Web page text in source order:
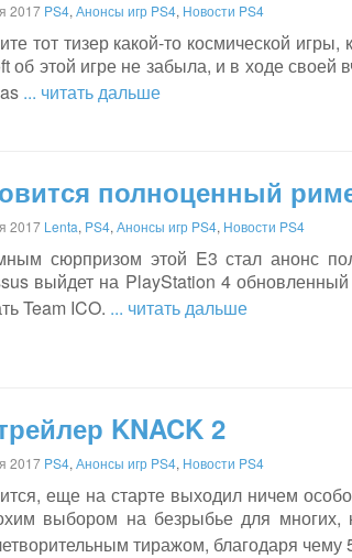
2017 PS4, Анонсы игр PS4, Новости PS4
тот тизер какой-то космической
об этой игре не забыла, и в ходе
... читать дальше
полноценный
2017 Lenta, PS4, Анонсы игр PS4, Новости PS4
сюрпризом этой E3 стал анонс
выйдет на PlayStation 4
Team ICO. ... читать дальше
KNACK 2
2017 PS4, Анонсы игр PS4, Новости PS4
еще на старте выходил ничем
выбором на безрыбье для многих,
тиражом, благодаря чему